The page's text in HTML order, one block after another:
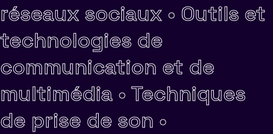
réseaux sociaux • Outils et
technologies de
communication et de
multimédia • Techniques
de prise de son •